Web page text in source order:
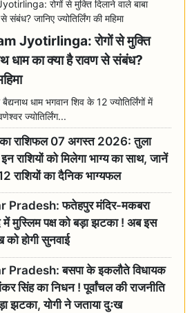
Jyotirlinga: रोगों से मुक्ति
धाम का क्या है रावण से संबंध?
धाम भगवान शिव के 12 ज्योतिर्लिंगों में
ज्योतिर्लिंग...
राशिफल 07 अगस्त 2026: तुला
राशियों को मिलेगा भाग्य का साथ, जानें
राशियों का दैनिक भाग्यफल
Pradesh: फतेहपुर मंदिर-मकबरा
में मुस्लिम पक्ष को बड़ा झटका ! अब इस
को होगी सुनवाई
Pradesh: बसपा के इकलौते विधायक
सिंह का निधन ! पूर्वांचल की राजनीति
झटका, योगी ने जताया दुःख